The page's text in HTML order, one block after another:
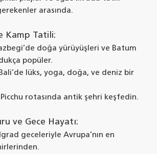
arasında.
Kamp Tatili:
doğa yürüyüşleri ve Batum
popüler.
lüks, yoga, doğa, ve deniz bir
Picchu rotasında antik şehri keşfedin.
ve Gece Hayatı:
geceleriyle Avrupa’nın en